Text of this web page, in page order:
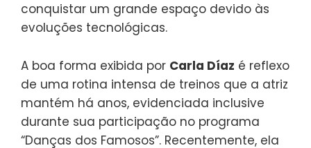
conquistar um grande espaço devido às
evoluções tecnológicas.
A boa forma exibida por Carla Díaz é reflexo
de uma rotina intensa de treinos que a atriz
mantém há anos, evidenciada inclusive
durante sua participação no programa
“Danças dos Famosos”. Recentemente, ela